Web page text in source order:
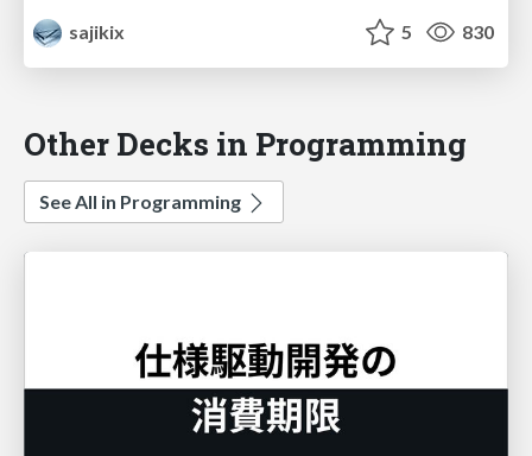
sajikix
5 830
Other Decks in Programming
See All in Programming